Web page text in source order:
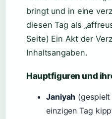
bringt und in eine
diesen Tag als
Seite) Ein Akt der
Inhaltsangaben.
Hauptfiguren und
Janiyah (gespielt
einzigen Tag